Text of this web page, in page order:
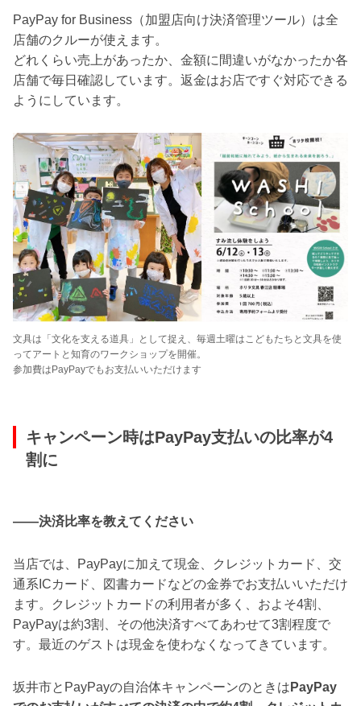
PayPay for Business（加盟店向け決済管理ツール）は全
店舗のクルーが使えます。
どれくらい売上があったか、金額に間違いがなかったか各
店舗で毎日確認しています。返金はお店ですぐ対応できる
ようにしています。
文具は「文化を支える道具」として捉え、毎週土曜はこどもたちと文具を使
ってアートと知育のワークショップを開催。
参加費はPayPayでもお支払いいただけます
キャンペーン時はPayPay支払いの比率が4
割に
――決済比率を教えてください
当店では、PayPayに加えて現金、クレジットカード、交
通系ICカード、図書カードなどの金券でお支払いいただけ
ます。クレジットカードの利用者が多く、およそ4割、
PayPayは約3割、その他決済すべてあわせて3割程度で
す。最近のゲストは現金を使わなくなってきています。
坂井市とPayPayの自治体キャンペーンのときは PayPay